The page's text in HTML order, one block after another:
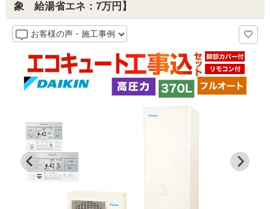
象 給湯省エネ：7万円】
お客様の声・施工事例